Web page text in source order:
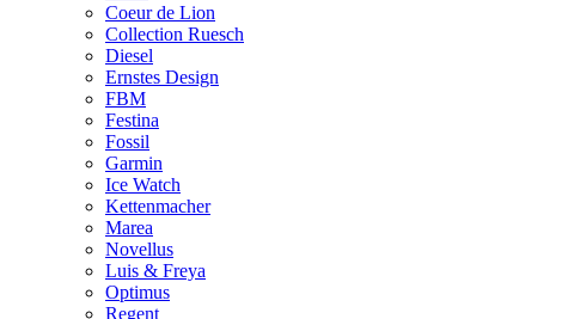
Coeur de Lion
Collection Ruesch
Diesel
Ernstes Design
FBM
Festina
Fossil
Garmin
Ice Watch
Kettenmacher
Marea
Novellus
Luis & Freya
Optimus
Regent